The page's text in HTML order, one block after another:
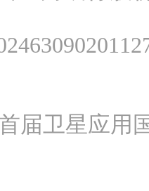
届卫星应用